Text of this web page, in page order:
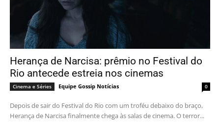
Herança de Narcisa: prêmio no Festival do
Rio antecede estreia nos cinemas
Cinema e Séries Equipe Gossip Notícias 0
Depois de sair do Festival do Rio com um troféu debaixo do braço,
Herança de Narcisa finalmente chega às salas de cinema. O terror...